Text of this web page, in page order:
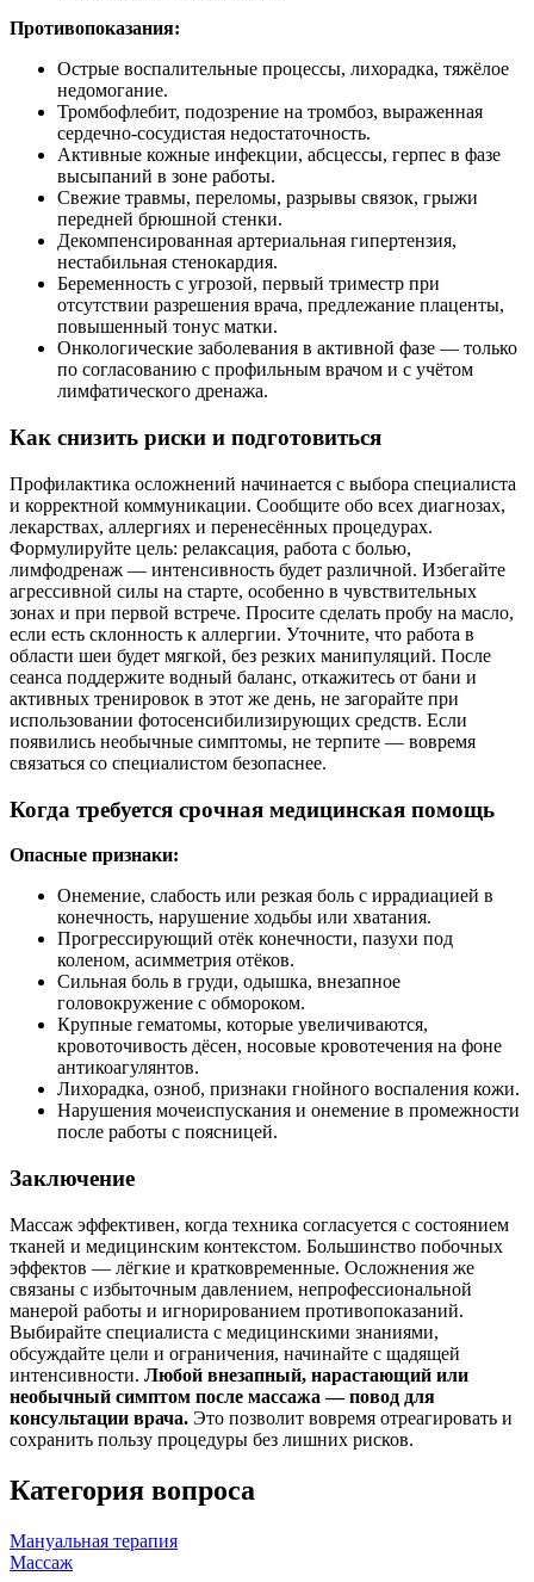
Противопоказания:
Острые воспалительные процессы, лихорадка, тяжёлое
недомогание.
Тромбофлебит, подозрение на тромбоз, выраженная
сердечно-сосудистая недостаточность.
Активные кожные инфекции, абсцессы, герпес в фазе
высыпаний в зоне работы.
Свежие травмы, переломы, разрывы связок, грыжи
передней брюшной стенки.
Декомпенсированная артериальная гипертензия,
нестабильная стенокардия.
Беременность с угрозой, первый триместр при
отсутствии разрешения врача, предлежание плаценты,
повышенный тонус матки.
Онкологические заболевания в активной фазе — только
по согласованию с профильным врачом и с учётом
лимфатического дренажа.
Как снизить риски и подготовиться
Профилактика осложнений начинается с выбора специалиста
и корректной коммуникации. Сообщите обо всех диагнозах,
лекарствах, аллергиях и перенесённых процедурах.
Формулируйте цель: релаксация, работа с болью,
лимфодренаж — интенсивность будет различной. Избегайте
агрессивной силы на старте, особенно в чувствительных
зонах и при первой встрече. Просите сделать пробу на масло,
если есть склонность к аллергии. Уточните, что работа в
области шеи будет мягкой, без резких манипуляций. После
сеанса поддержите водный баланс, откажитесь от бани и
активных тренировок в этот же день, не загорайте при
использовании фотосенсибилизирующих средств. Если
появились необычные симптомы, не терпите — вовремя
связаться со специалистом безопаснее.
Когда требуется срочная медицинская помощь
Опасные признаки:
Онемение, слабость или резкая боль с иррадиацией в
конечность, нарушение ходьбы или хватания.
Прогрессирующий отёк конечности, пазухи под
коленом, асимметрия отёков.
Сильная боль в груди, одышка, внезапное
головокружение с обмороком.
Крупные гематомы, которые увеличиваются,
кровоточивость дёсен, носовые кровотечения на фоне
антикоагулянтов.
Лихорадка, озноб, признаки гнойного воспаления кожи.
Нарушения мочеиспускания и онемение в промежности
после работы с поясницей.
Заключение
Массаж эффективен, когда техника согласуется с состоянием
тканей и медицинским контекстом. Большинство побочных
эффектов — лёгкие и кратковременные. Осложнения же
связаны с избыточным давлением, непрофессиональной
манерой работы и игнорированием противопоказаний.
Выбирайте специалиста с медицинскими знаниями,
обсуждайте цели и ограничения, начинайте с щадящей
интенсивности. Любой внезапный, нарастающий или
необычный симптом после массажа — повод для
консультации врача. Это позволит вовремя отреагировать и
сохранить пользу процедуры без лишних рисков.
Категория вопроса
Мануальная терапия
Массаж